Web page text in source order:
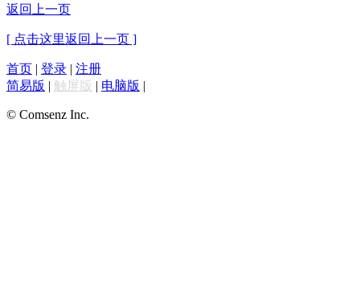
返回上一页
[ 点击这里返回上一页 ]
首页 | 登录 | 注册
简易版 | 触屏版 | 电脑版 |
© Comsenz Inc.